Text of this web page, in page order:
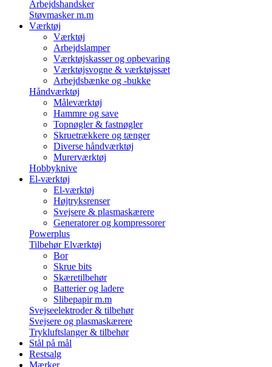
Arbejdshandsker
Støvmasker m.m
Værktøj
Værktøj
Arbejdslamper
Værktøjskasser og opbevaring
Værktøjsvogne & værktøjssæt
Arbejdsbænke og -bukke
Håndværktøj
Måleværktøj
Hammre og save
Topnøgler & fastnøgler
Skruetrækkere og tænger
Diverse håndværktøj
Murerværktøj
Hobbyknive
El-værktøj
El-værktøj
Højtryksrenser
Svejsere & plasmaskærere
Generatorer og kompressorer
Powerplus
Tilbehør Elværktøj
Bor
Skrue bits
Skæretilbehør
Batterier og ladere
Slibepapir m.m
Svejseelektroder & tilbehør
Svejsere og plasmaskærere
Trykluftslanger & tilbehør
Stål på mål
Restsalg
Mærker